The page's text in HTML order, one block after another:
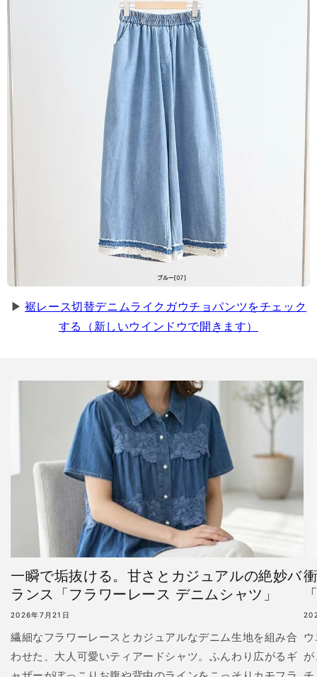
▶ 裾レース切替デニムライクガウチョパンツをチェック
する（新しいウインドウで開きます）
一瞬で垢抜ける。甘さとカジュアルの絶妙バ
ランス「フラワーレース デニムシャツ」
2026年7月21日
繊細なフラワーレースとカジュアルなデニム生地を組み合
わせた、大人可愛いティアードシャツ。ふんわり広がるギ